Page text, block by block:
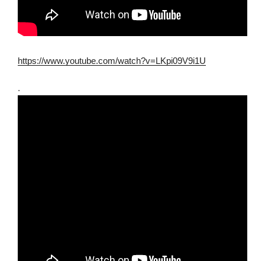
https://www.youtube.com/watch?v=LKpi09V9i1U
.